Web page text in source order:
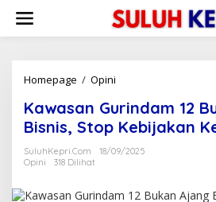
w
Homepage / Opini
w
a
s
a
u
Kawasan Gurindam 12
Bisnis, Stop Kebijakan
SuluhKepri.com
18/09/2025
Opini
318 Dilihat